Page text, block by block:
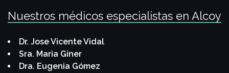
Nuestros médicos especialistas en Alcoy
Dr. Jose Vicente Vidal
Sra. Maria Giner
Dra. Eugenia Gómez